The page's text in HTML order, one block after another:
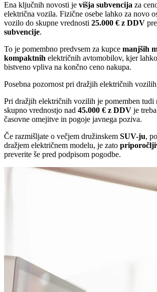
Ena ključnih novosti je višja subvencija za
električna vozila. Fizične osebe lahko za novo
vozilo do skupne vrednosti 25.000 € z DDV
subvencije.
To je pomembno predvsem za kupce manjših
kompaktnih električnih avtomobilov, kjer
bistveno vpliva na končno ceno nakupa.
Posebna pozornost pri dražjih električnih vozilih
Pri dražjih električnih vozilih je pomemben tudi
skupno vrednostjo nad 45.000 € z DDV je
časovne omejitve in pogoje javnega poziva.
Če razmišljate o večjem družinskem SUV-ju,
dražjem električnem modelu, je zato
preverite še pred podpisom pogodbe.